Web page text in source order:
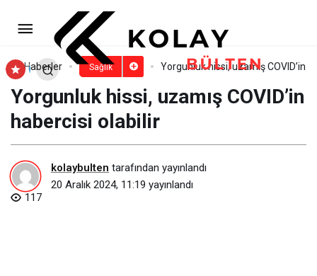
Haberler Sağlık Yorgunluk hissi, uzamış COVID’in
Yorgunluk hissi, uzamış COVID’in
habercisi olabilir
kolaybulten tarafından yayınlandı
20 Aralık 2024, 11:19 yayınlandı
117
Kireçlenme gençleri de etkiliyor
Yorum Yap Paylaş